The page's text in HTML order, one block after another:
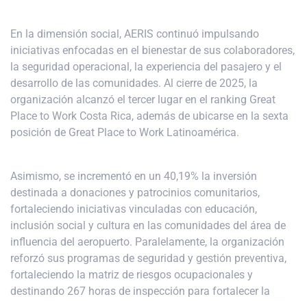
En la dimensión social, AERIS continuó impulsando
iniciativas enfocadas en el bienestar de sus colaboradores,
la seguridad operacional, la experiencia del pasajero y el
desarrollo de las comunidades. Al cierre de 2025, la
organización alcanzó el tercer lugar en el ranking Great
Place to Work Costa Rica, además de ubicarse en la sexta
posición de Great Place to Work Latinoamérica.
Asimismo, se incrementó en un 40,19% la inversión
destinada a donaciones y patrocinios comunitarios,
fortaleciendo iniciativas vinculadas con educación,
inclusión social y cultura en las comunidades del área de
influencia del aeropuerto. Paralelamente, la organización
reforzó sus programas de seguridad y gestión preventiva,
fortaleciendo la matriz de riesgos ocupacionales y
destinando 267 horas de inspección para fortalecer la